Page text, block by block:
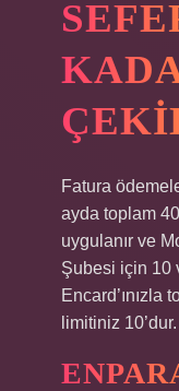
Fatura
ayda toplam 40
uygulanır ve
Şubesi için 10
Encard’ınızla
limitiniz 10’dur.